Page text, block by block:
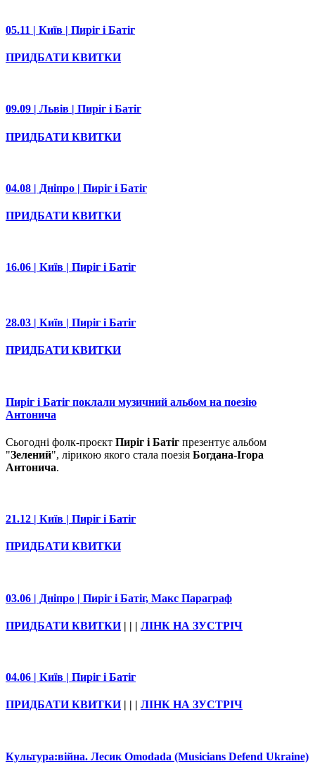
05.11 | Київ | Пиріг і Батіг
ПРИДБАТИ КВИТКИ
09.09 | Львів | Пиріг і Батіг
ПРИДБАТИ КВИТКИ
04.08 | Дніпро | Пиріг і Батіг
ПРИДБАТИ КВИТКИ
16.06 | Київ | Пиріг і Батіг
28.03 | Київ | Пиріг і Батіг
ПРИДБАТИ КВИТКИ
Пиріг і Батіг поклали музичний альбом на поезію
Антонича
Сьогодні фолк-проєкт Пиріг і Батіг презентує альбом
"Зелений", лірикою якого стала поезія Богдана-Ігора
Антонича.
21.12 | Київ | Пиріг і Батіг
ПРИДБАТИ КВИТКИ
03.06 | Дніпро | Пиріг і Батіг, Макс Параграф
ПРИДБАТИ КВИТКИ| | | ЛІНК НА ЗУСТРІЧ
04.06 | Київ | Пиріг і Батіг
ПРИДБАТИ КВИТКИ| | | ЛІНК НА ЗУСТРІЧ
Культура:війна. Лесик Omodada (Musicians Defend Ukraine)